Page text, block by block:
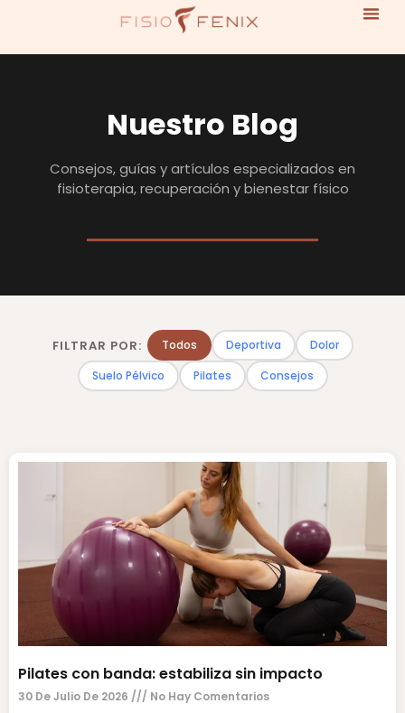
Nuestro Blog
Consejos, guías y artículos especializados en
fisioterapia, recuperación y bienestar físico
FILTRAR POR: Todos Deportiva
Dolor
Suelo Pélvico
Pilates Consejos
Pilates con banda: estabiliza sin impacto
30 De Julio De 2026 No Hay Comentarios